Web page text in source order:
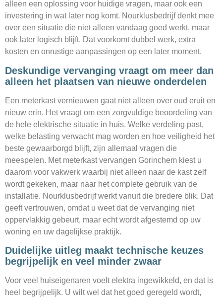
alleen een oplossing voor huidige vragen, maar ook een
investering in wat later nog komt. Nourklusbedrijf denkt mee
over een situatie die niet alleen vandaag goed werkt, maar
ook later logisch blijft. Dat voorkomt dubbel werk, extra
kosten en onrustige aanpassingen op een later moment.
Deskundige vervanging vraagt om meer dan
alleen het plaatsen van nieuwe onderdelen
Een meterkast vernieuwen gaat niet alleen over oud eruit en
nieuw erin. Het vraagt om een zorgvuldige beoordeling van
de hele elektrische situatie in huis. Welke verdeling past,
welke belasting verwacht mag worden en hoe veiligheid het
beste gewaarborgd blijft, zijn allemaal vragen die
meespelen. Met meterkast vervangen Gorinchem kiest u
daarom voor vakwerk waarbij niet alleen naar de kast zelf
wordt gekeken, maar naar het complete gebruik van de
installatie. Nourklusbedrijf werkt vanuit die bredere blik. Dat
geeft vertrouwen, omdat u weet dat de vervanging niet
oppervlakkig gebeurt, maar echt wordt afgestemd op uw
woning en uw dagelijkse praktijk.
Duidelijke uitleg maakt technische keuzes
begrijpelijk en veel minder zwaar
Voor veel huiseigenaren voelt elektra ingewikkeld, en dat is
heel begrijpelijk. U wilt wel dat het goed geregeld wordt,